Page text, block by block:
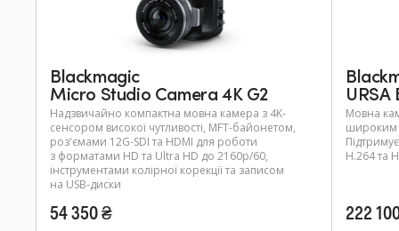
Blackmagic
Micro Studio Camera 4K G2
Надзвичайно компактна мовна камера з 4K-
сенсором високої чутливості, MFT-байонетом,
роз'ємами 12G-SDI та HDMI для роботи
з форматами HD та Ultra HD до 2160p/60,
інструментами колірної корекції та записом
на USB-диски
54 350 ₴
URSA
Мовна
широким
H.264 та
222